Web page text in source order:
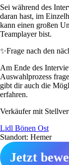
Sei während des
daran hast, im
kann einen großen
Teamplayer bist.
✨Frage nach den
Am Ende des
Auswahlprozess
gibt dir auch die
erfahren.
Verkäufer mit
Lidl Bönen Ost
Standort: Hemer
Jetzt